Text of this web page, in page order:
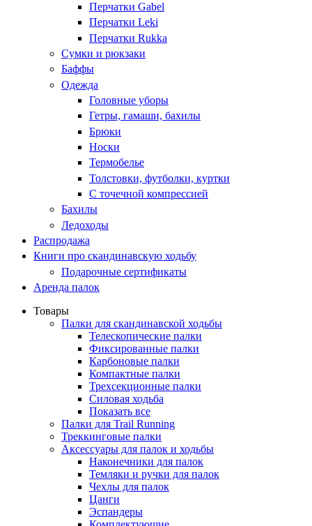
Перчатки Gabel
Перчатки Leki
Перчатки Rukka
Сумки и рюкзаки
Баффы
Одежда
Головные уборы
Гетры, гамаши, бахилы
Брюки
Носки
Термобелье
Толстовки, футболки, куртки
С точечной компрессией
Бахилы
Ледоходы
Распродажа
Книги про скандинавскую ходьбу
Подарочные сертификаты
Аренда палок
Товары
Палки для скандинавской ходьбы
Телескопические палки
Фиксированные палки
Карбоновые палки
Компактные палки
Трехсекционные палки
Силовая ходьба
Показать все
Палки для Trail Running
Треккинговые палки
Аксессуары для палок и ходьбы
Наконечники для палок
Темляки и ручки для палок
Чехлы для палок
Цанги
Эспандеры